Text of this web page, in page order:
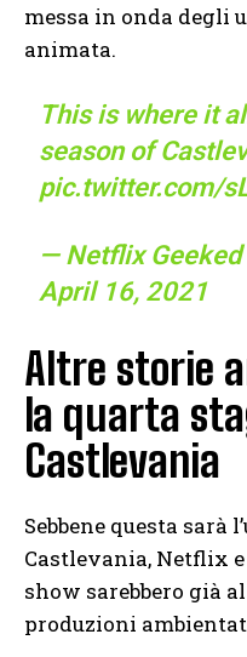
messa in onda degli
animata.
This is where it
season of
pic.twitter.com/
— Netflix
April 16, 2021
Altre storie
la quarta
Castlevania
Sebbene questa sarà
Castlevania, Netflix
show sarebbero già
produzioni